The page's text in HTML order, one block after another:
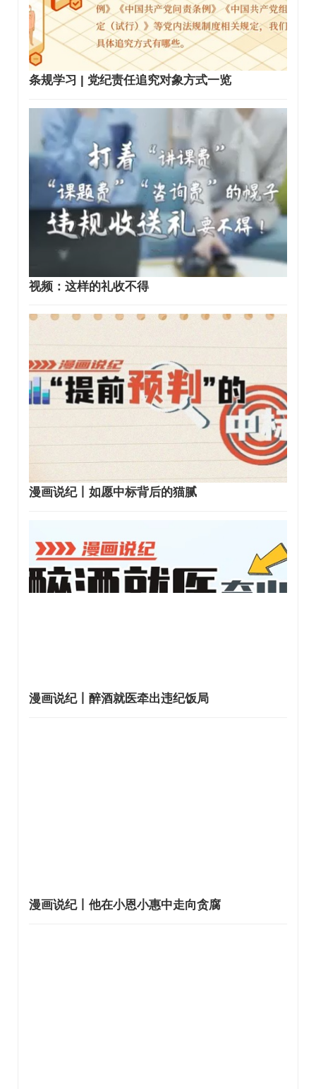
条规学习 | 党纪责任追究对象方式一览
视频：这样的礼收不得
漫画说纪丨如愿中标背后的猫腻
漫画说纪丨醉酒就医牵出违纪饭局
漫画说纪丨他在小恩小惠中走向贪腐